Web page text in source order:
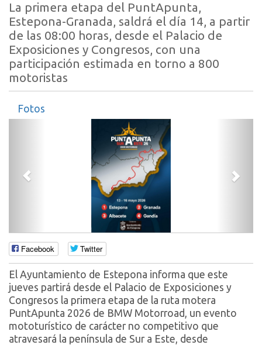
La primera etapa del PuntApunta,
Estepona-Granada, saldrá el día 14, a partir
de las 08:00 horas, desde el Palacio de
Exposiciones y Congresos, con una
participación estimada en torno a 800
motoristas
Fotos
Anterior
Facebook Twitter
El Ayuntamiento de Estepona informa que este
jueves partirá desde el Palacio de Exposiciones y
Congresos la primera etapa de la ruta motera
PuntApunta 2026 de BMW Motorroad, un evento
mototurístico de carácter no competitivo que
atravesará la península de Sur a Este, desde